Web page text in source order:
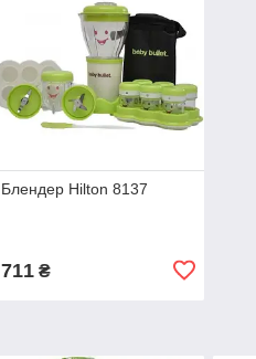
Блендер Hilton 8137
711₴